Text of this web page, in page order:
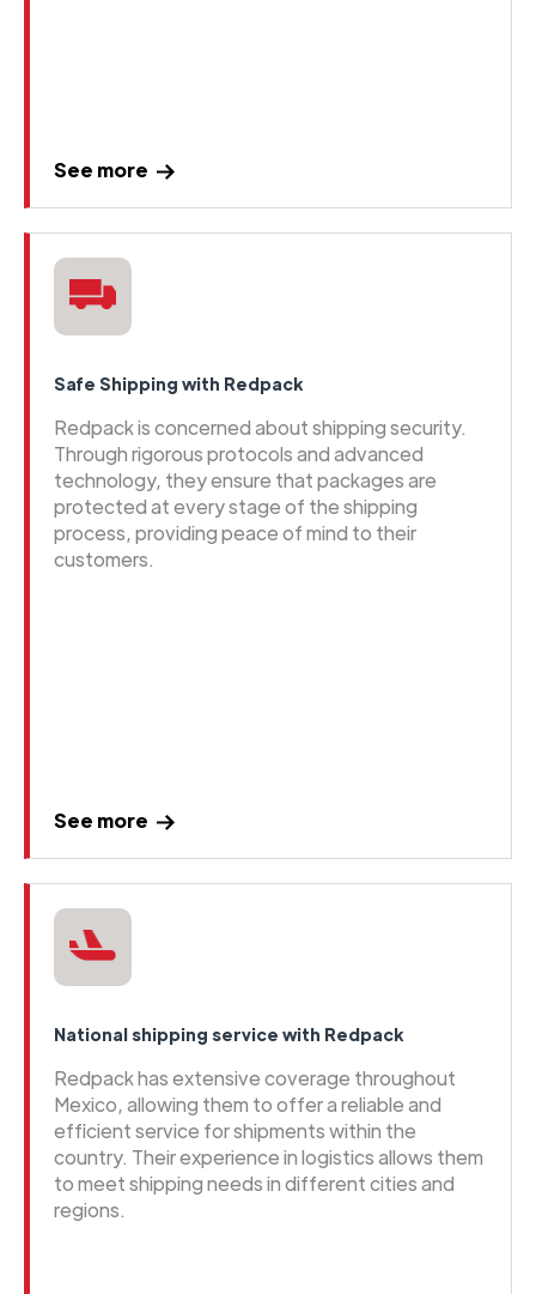
See more
Safe Shipping with Redpack
Redpack is concerned about shipping security.
Through rigorous protocols and advanced
technology, they ensure that packages are
protected at every stage of the shipping
process, providing peace of mind to their
customers.
See more
National shipping service with Redpack
Redpack has extensive coverage throughout
Mexico, allowing them to offer a reliable and
efficient service for shipments within the
country. Their experience in logistics allows them
to meet shipping needs in different cities and
regions.